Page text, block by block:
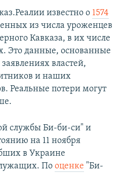
известно о 1574
из числа уроженцев
Кавказа, в их числе
Это данные, основанные
властей,
и наших
Реальные потери могут
службы Би-би-си" и
на 11 ноября
в Украине
По оценке "Би-